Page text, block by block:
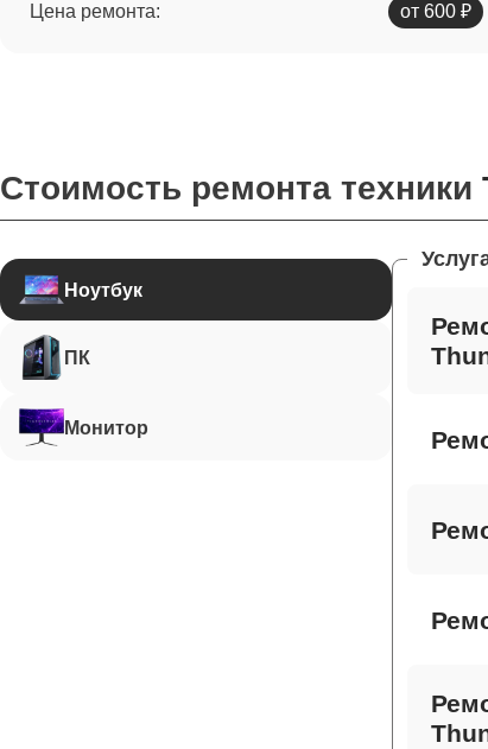
Цена ремонта:
от 600 ₽
Стоимость ремонта техники
Ноутбук
ПК
Монитор